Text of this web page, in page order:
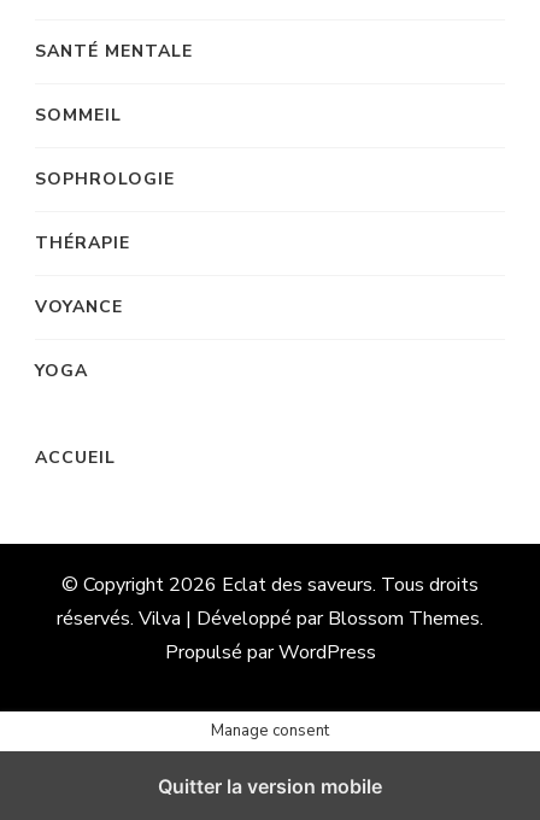
SANTÉ MENTALE
SOMMEIL
SOPHROLOGIE
THÉRAPIE
VOYANCE
YOGA
ACCUEIL
© Copyright 2026 Eclat des saveurs. Tous droits
réservés. Vilva | Développé parBlossom Themes.
Propulsé parWordPress
Manage consent
Quitter la version mobile